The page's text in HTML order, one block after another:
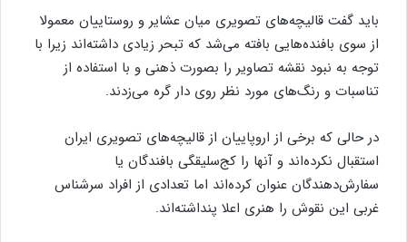
باید گفت قالیچه‌های تصویری میان عشایر و روستاییان معمولا
از سوی بافنده‌هایی بافته می‌شد که تبحر زیادی داشته‌اند زیرا با
توجه به نبود نقشه تصاویر را بصورت ذهنی و با استفاده از
تناسبات و رنگ‌های مورد نظر روی دار گره می‌زدند.
در حالی که برخی از اروپاییان از قالیچه‌های تصویری ایران
استقبال نکرده‌اند و آنها را کج‌سلیقگی بافندگان یا
سفارش‌دهندگان عنوان کرده‌اند اما تعدادی از افراد سرشناس
غربی این نقوش را هنری اعلا پنداشته‌اند.